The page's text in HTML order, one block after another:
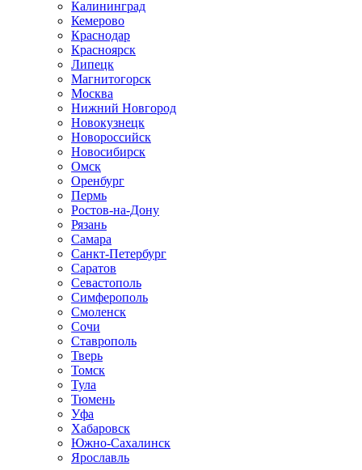
Калининград
Кемерово
Краснодар
Красноярск
Липецк
Магнитогорск
Москва
Нижний Новгород
Новокузнецк
Новороссийск
Новосибирск
Омск
Оренбург
Пермь
Ростов-на-Дону
Рязань
Самара
Санкт-Петербург
Саратов
Севастополь
Симферополь
Смоленск
Сочи
Ставрополь
Тверь
Томск
Тула
Тюмень
Уфа
Хабаровск
Южно-Сахалинск
Ярославль